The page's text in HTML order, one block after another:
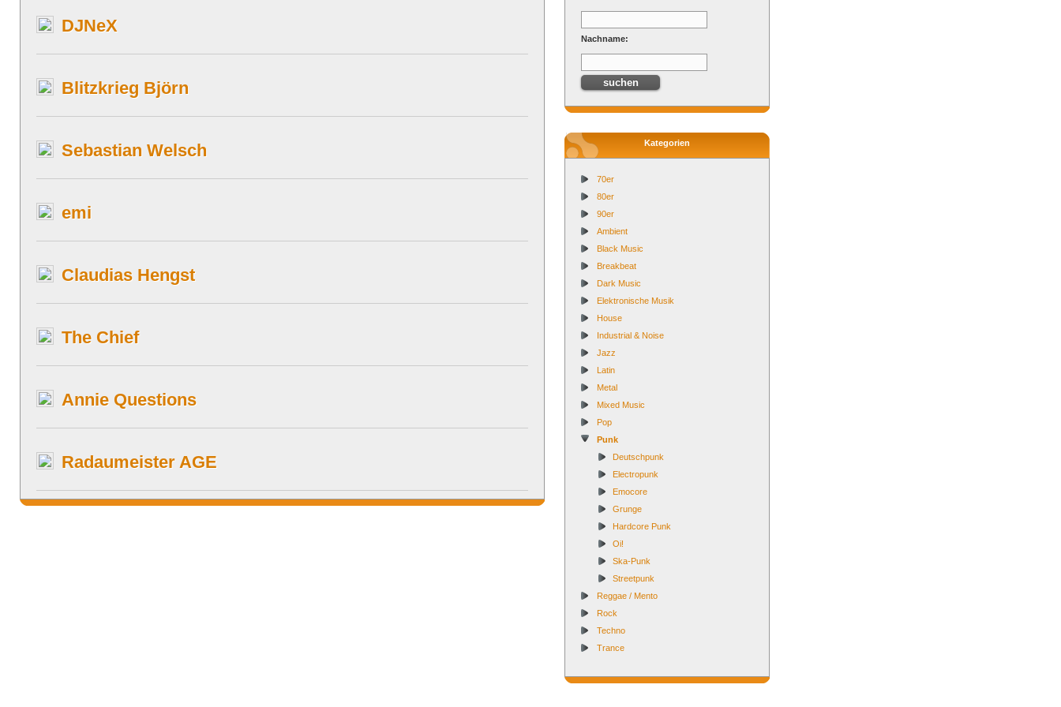
DJNeX
Blitzkrieg Björn
Sebastian Welsch
emi
Claudias Hengst
The Chief
Annie Questions
Radaumeister AGE
Nachname:
Kategorien
70er
80er
90er
Ambient
Black Music
Breakbeat
Dark Music
Elektronische Musik
House
Industrial & Noise
Jazz
Latin
Metal
Mixed Music
Pop
Punk
Deutschpunk
Electropunk
Emocore
Grunge
Hardcore Punk
Oi!
Ska-Punk
Streetpunk
Reggae / Mento
Rock
Techno
Trance